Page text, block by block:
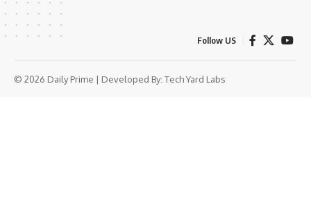
Follow US
© 2026 Daily Prime | Developed By: Tech Yard Labs